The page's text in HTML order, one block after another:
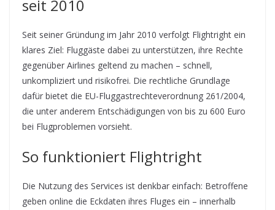
seit 2010
Seit seiner Gründung im Jahr 2010 verfolgt Flightright ein
klares Ziel: Fluggäste dabei zu unterstützen, ihre Rechte
gegenüber Airlines geltend zu machen – schnell,
unkompliziert und risikofrei. Die rechtliche Grundlage
dafür bietet die EU-Fluggastrechteverordnung 261/2004,
die unter anderem Entschädigungen von bis zu 600 Euro
bei Flugproblemen vorsieht.
So funktioniert Flightright
Die Nutzung des Services ist denkbar einfach: Betroffene
geben online die Eckdaten ihres Fluges ein – innerhalb